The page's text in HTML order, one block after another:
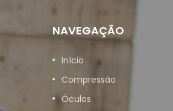
NAVEGAÇÃO
Início
Compressão
Óculos